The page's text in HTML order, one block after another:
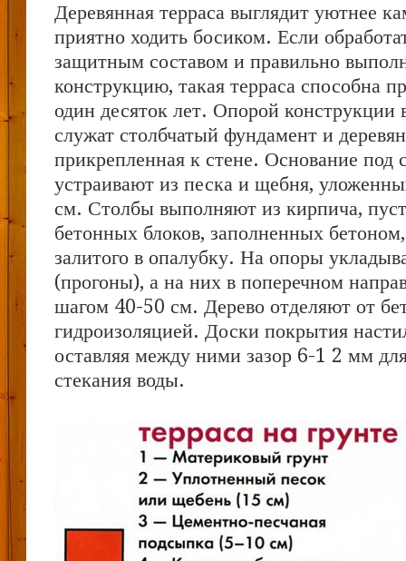
Деревянная терраса выглядит уютнее
приятно ходить босиком. Если
защитным составом и правильно
конструкцию, такая терраса способна
один десяток лет. Опорой конструкции
служат столбчатый фундамент и
прикрепленная к стене. Основание под
устраивают из песка и щебня,
см. Столбы выполняют из кирпича,
бетонных блоков, заполненных
залитого в опалубку. На опоры
(прогоны), а на них в поперечном
шагом 40-50 см. Дерево отделяют от
гидроизоляцией. Доски покрытия
оставляя между ними зазор 6-1 2 мм
стекания воды.